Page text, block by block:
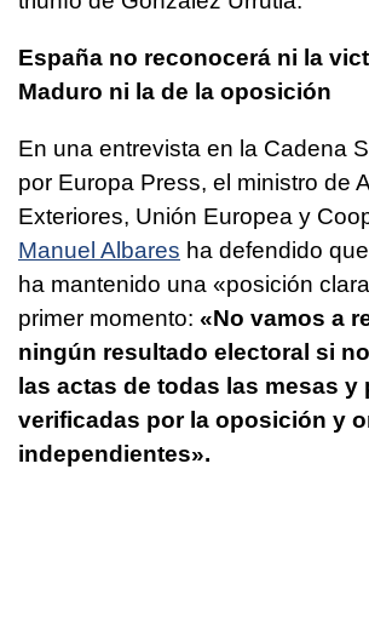
España no reconocerá ni la
Maduro ni la de la oposición
En una entrevista en la Cadena
por Europa Press, el ministro de
Exteriores, Unión Europea y
Manuel Albares ha defendido
ha mantenido una «posición
primer momento: «No vamos a
ningún resultado electoral si
las actas de todas las mesas y
verificadas por la oposición y
independientes».